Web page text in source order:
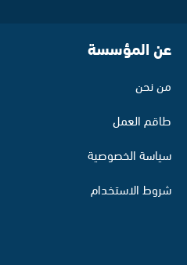
عن المؤسسة
من نحن
طاقم العمل
سياسة الخصوصية
شروط الاستخدام